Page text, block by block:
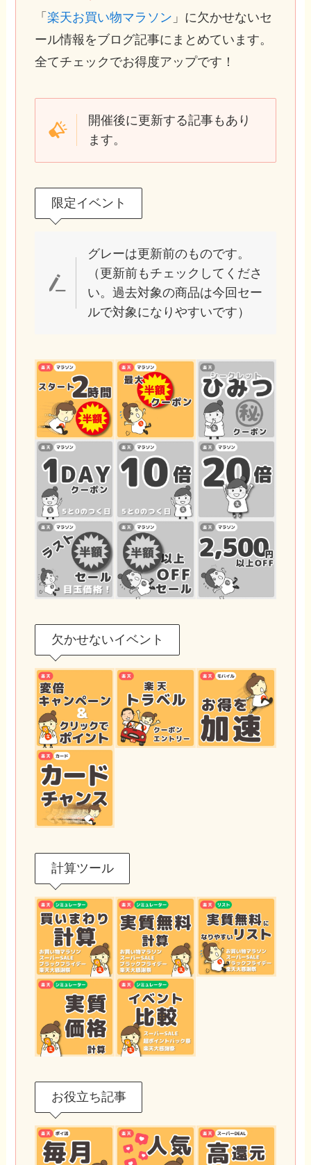
「楽天お買い物マラソン 」に欠かせないセ
ール情報をブログ記事にまとめています。
全てチェックでお得度アップです！
開催後に更新する記事もあり
ます。
限定イベント
グレーは更新前のものです。
（更新前もチェックしてくださ
い。過去対象の商品は今回セー
ルで対象になりやすいです）
欠かせないイベント
計算ツール
お役立ち記事